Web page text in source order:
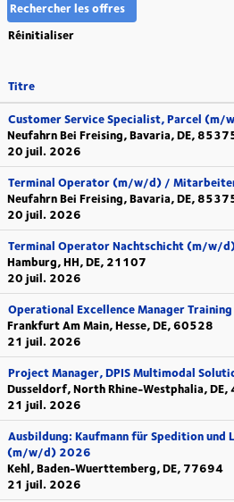
Réinitialiser
Titre
Customer Service Specialist, Parcel (m/
Neufahrn Bei Freising, Bavaria, DE,
20 juil. 2026
Terminal Operator (m/w/d) /
Neufahrn Bei Freising, Bavaria, DE,
20 juil. 2026
Terminal Operator Nachtschicht (m/w/
Hamburg, HH, DE, 21107
20 juil. 2026
Operational Excellence Manager
Frankfurt Am Main, Hesse, DE, 60528
21 juil. 2026
Project Manager, DPIS Multimodal
Dusseldorf, North Rhine-Westphalia,
21 juil. 2026
Ausbildung: Kaufmann für Spedition
(m/w/d) 2026
Kehl, Baden-Wuerttemberg, DE, 77694
21 juil. 2026